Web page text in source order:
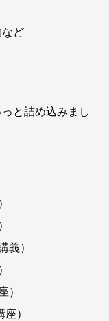
ど
と詰め込みまし
義）
）
）